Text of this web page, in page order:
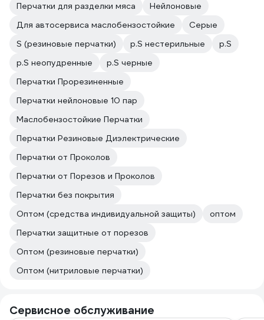
Перчатки для разделки мяса
Нейлоновые
Для автосервиса маслобензостойкие
Серые
S (резиновые перчатки)
р.S нестерильные
р.S
р.S неопудренные
р.S черные
Перчатки Прорезиненные
Перчатки нейлоновые 10 пар
Маслобензостойкие Перчатки
Перчатки Резиновые Диэлектрические
Перчатки от Проколов
Перчатки от Порезов и Проколов
Перчатки без покрытия
Оптом (средства индивидуальной защиты)
оптом
Перчатки защитные от порезов
Оптом (резиновые перчатки)
Оптом (нитриловые перчатки)
Сервисное обслуживание